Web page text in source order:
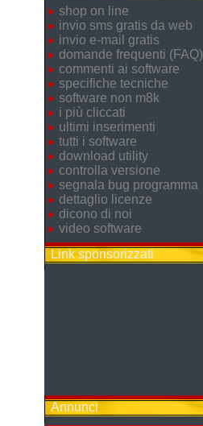
shop on line
invio sms gratis da web
invio e-mail gratis
domande frequenti (FAQ)
commenti ai software
specifiche tecniche
software non m8k
i più cliccati
ultimi inserimenti
tutti i software
download utility
controlla versione
segnala bug programma
dettaglio licenze
dicono di noi
video software
Link sponsorizzati
Annunci